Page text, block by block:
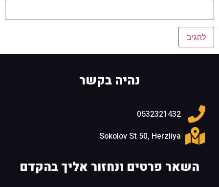
השאר פרטים ונחזור אליך בהקדם
נהיה בקשר
0532321432
Sokolov St 50, Herzliya